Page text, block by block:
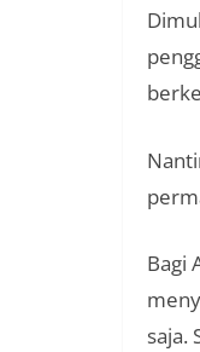
Bagi
saja.